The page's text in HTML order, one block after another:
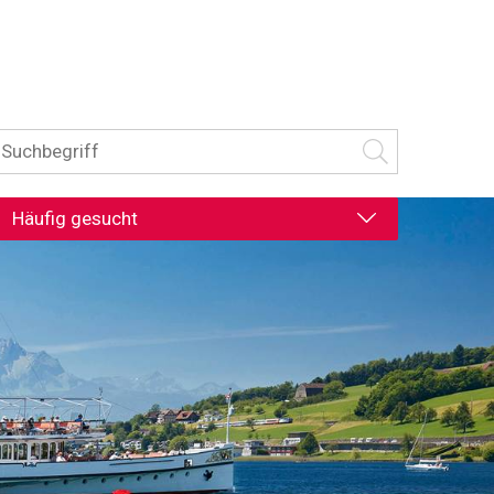
Suche starten
Häufig gesucht